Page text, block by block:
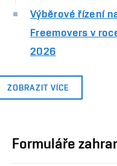
Výběrové řízení
Freemovers v
2026
ZOBRAZIT VÍCE
Formuláře